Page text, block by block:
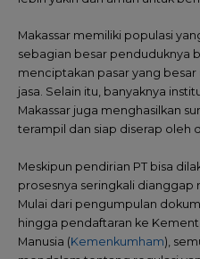
Makassar memiliki populasi
sebagian besar penduduknya
menciptakan pasar yang
jasa. Selain itu, banyaknya
Makassar juga menghasilkan
terampil dan siap diserap oleh
Meskipun pendirian PT bisa
prosesnya seringkali dianggap
Mulai dari pengumpulan
hingga pendaftaran ke
Manusia (Kemenkumham),